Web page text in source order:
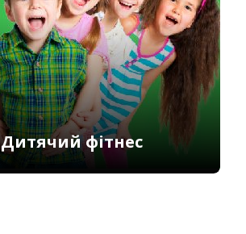
Дитячий фітнес